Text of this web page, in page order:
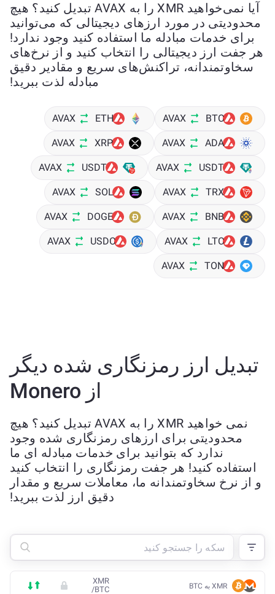
آیا نمی‌خواهید XMR را به AVAX تبدیل کنید؟ هیچ
محدودیتی در مورد ارزهای دیجیتالی که می‌توانید
برای خدمات مبادله ما استفاده کنید وجود ندارد!
هر جفت ارز دیجیتالی را انتخاب کنید و از نرخ‌های
سخاوتمندانه، تراکنش‌های سریع و مقادیر دقیق
مبادله لذت ببرید!
BTC
AVAX
ETH
AVAX
ADA
AVAX
XRP
AVAX
USDT
AVAX
USDT
AVAX
TRX
AVAX
SOL
AVAX
BNB
AVAX
DOGE
AVAX
LTC
AVAX
USDC
AVAX
TON
AVAX
تبدیل ارز رمزنگاری شده دیگر
از Monero
نمی خواهید XMR را به AVAX تبدیل کنید؟ هیچ
محدودیتی برای ارزهای رمزنگاری شده وجود
ندارد که بتوانید برای خدمات مبادله ای ما
استفاده کنید! هر جفت رمزنگاری را انتخاب کنید
و از نرخ سخاوتمندانه ما، معاملات سریع و مقدار
دقیق ارز لذت ببرید!
XMR به BTC
XMR
/BTC